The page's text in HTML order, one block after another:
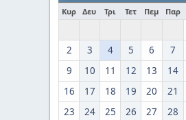
Κυρ Δευ Τρι Τετ Πεμ Παρ
2
3 4 5 6 7
9
10 11 12 13 14
16
17 18 19 20 21
23
24 25 26 27 28